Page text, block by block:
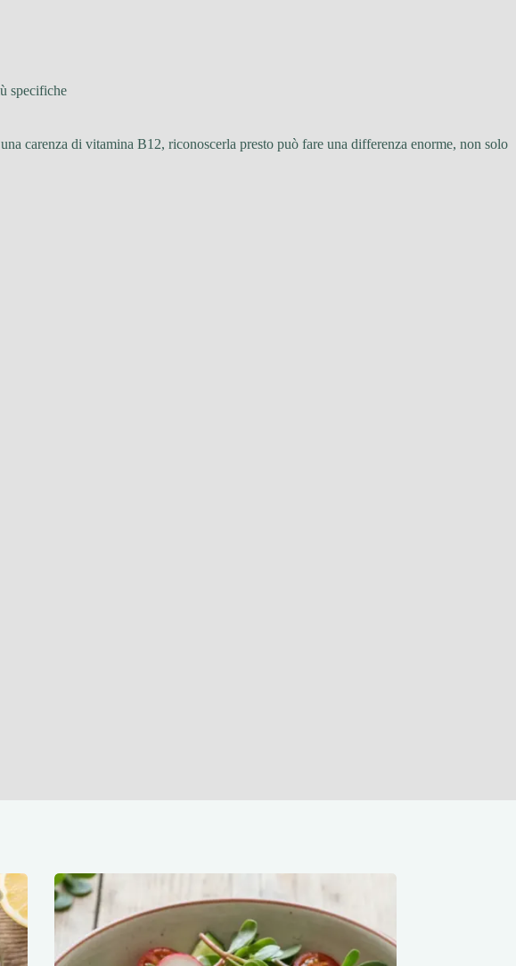
specifiche
carenza di vitamina B12, riconoscerla presto può fare una differenza enorme, non solo